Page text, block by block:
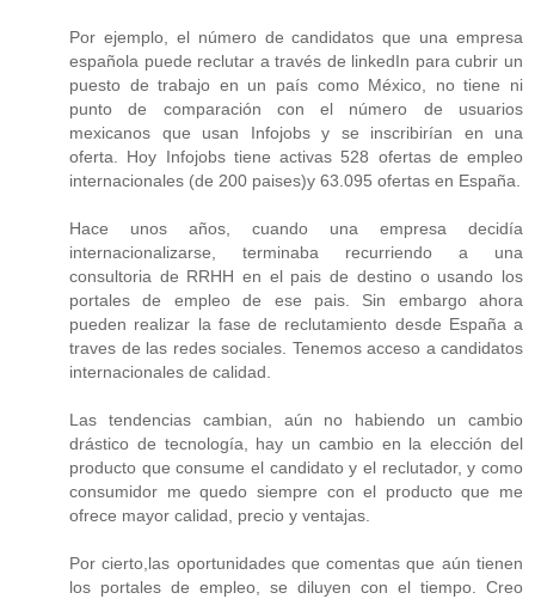
Por ejemplo, el número de candidatos que una empresa
española puede reclutar a través de linkedIn para cubrir un
puesto de trabajo en un país como México, no tiene ni
punto de comparación con el número de usuarios
mexicanos que usan Infojobs y se inscribirían en una
oferta. Hoy Infojobs tiene activas 528 ofertas de empleo
internacionales (de 200 paises)y 63.095 ofertas en España.
Hace unos años, cuando una empresa decidía
internacionalizarse, terminaba recurriendo a una
consultoria de RRHH en el pais de destino o usando los
portales de empleo de ese pais. Sin embargo ahora
pueden realizar la fase de reclutamiento desde España a
traves de las redes sociales. Tenemos acceso a candidatos
internacionales de calidad.
Las tendencias cambian, aún no habiendo un cambio
drástico de tecnología, hay un cambio en la elección del
producto que consume el candidato y el reclutador, y como
consumidor me quedo siempre con el producto que me
ofrece mayor calidad, precio y ventajas.
Por cierto,las oportunidades que comentas que aún tienen
los portales de empleo, se diluyen con el tiempo. Creo